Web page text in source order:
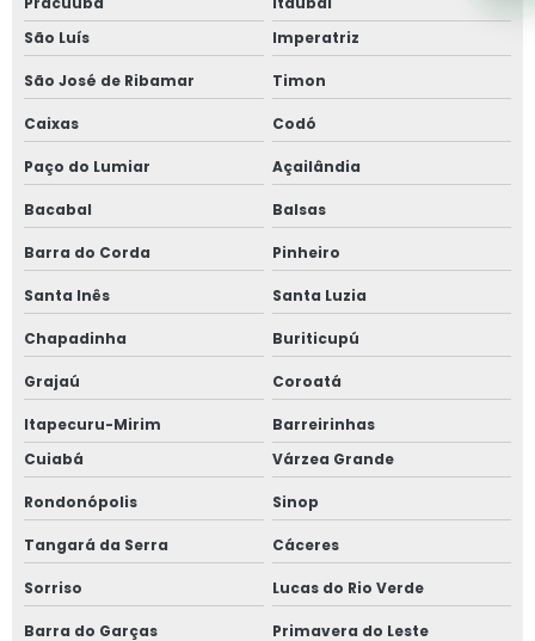
São Luís
Imperatriz
São José de Ribamar Timon
Caixas Codó
Paço do Lumiar Açailândia
Bacabal Balsas
Barra do Corda Pinheiro
Santa Inês Santa Luzia
Chapadinha Buriticupú
Grajaú Coroatá
Itapecuru-Mirim
Barreirinhas
Cuiabá
Várzea Grande
Rondonópolis Sinop
Tangará da Serra Cáceres
Sorriso Lucas do Rio Verde
Barra do Garças Primavera do Leste